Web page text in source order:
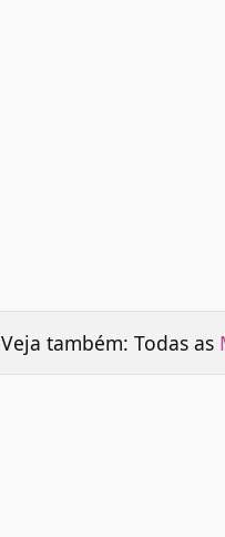
Veja também: Todas as